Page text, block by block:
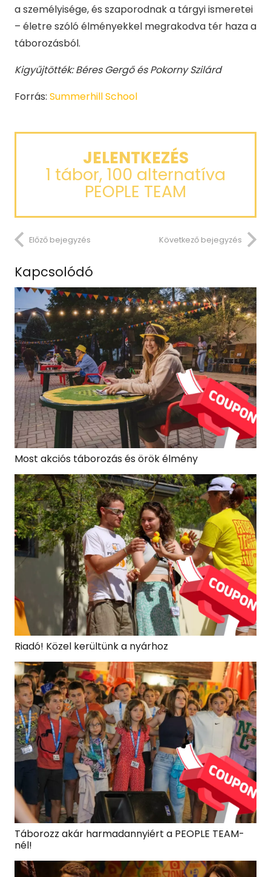
a személyisége, és szaporodnak a tárgyi ismeretei
– életre szóló élményekkel megrakodva tér haza a
táborozásból.
Kigyűjtötték: Béres Gergő és Pokorny Szilárd
Forrás: Summerhill School
JELENTKEZÉS
1 tábor, 100 alternatíva
PEOPLE TEAM
Előző bejegyzés Következő bejegyzés
Kapcsolódó
Most akciós táborozás és örök élmény
Riadó! Közel kerültünk a nyárhoz
Táborozz akár harmadannyiért a PEOPLE TEAM-
nél!